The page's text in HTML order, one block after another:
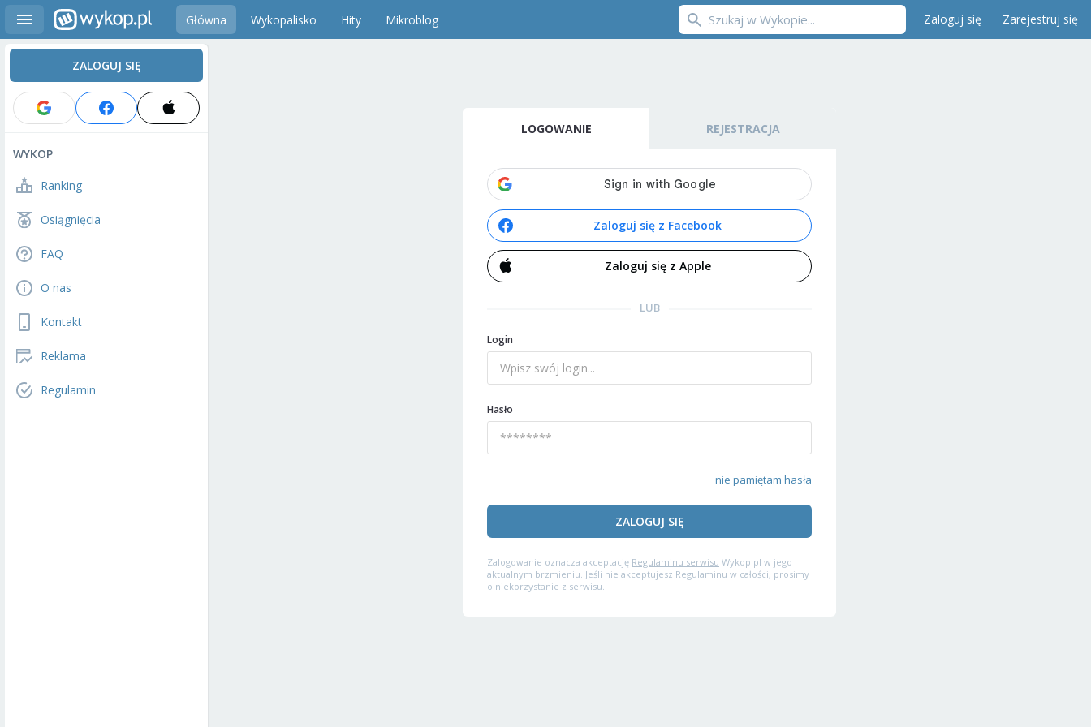
Główna Wykopalisko Hity Mikroblog Zaloguj się Zarejestruj się
ZALOGUJ SIĘ
WYKOP
Ranking
Osiągnięcia
FAQ
O nas
Kontakt
Reklama
Regulamin
LOGOWANIE REJESTRACJA
Zaloguj się z Facebook
Zaloguj się z Apple
LUB
Login
Hasło
nie pamiętam hasła
ZALOGUJ SIĘ
Zalogowanie oznacza akceptację Regulaminu serwisu Wykop.pl w jego
aktualnym brzmieniu. Jeśli nie akceptujesz Regulaminu w całości, prosimy
o niekorzystanie z serwisu.